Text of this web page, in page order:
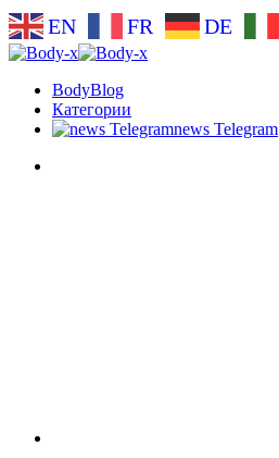
EN FR DE
BodyBlog
Категории
news Telegram